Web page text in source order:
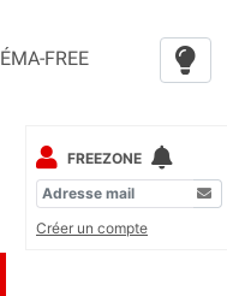
FREE
FREEZONE
Créer un compte